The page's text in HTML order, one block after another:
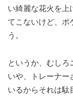
い綺麗な花火を上
てこないけど、ポ
う。
というか、むし
いや、トレーナー
いるからそれは駄